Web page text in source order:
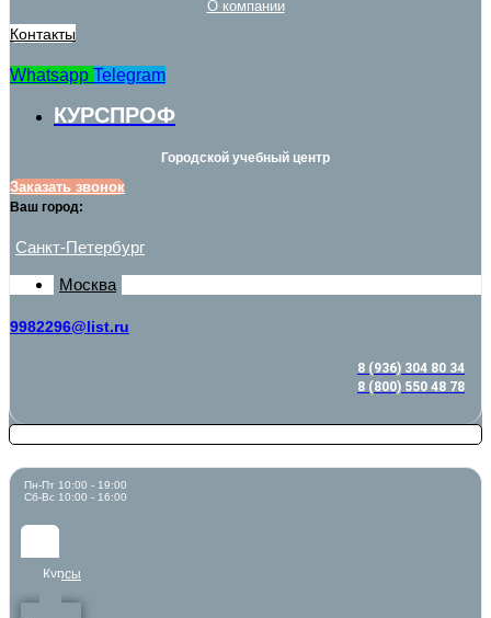
О компании
Контакты
Whatsapp Telegram
КУРСПРОФ
Городской учебный центр
Заказать звонок
Ваш город:
Санкт-Петербург
Москва
9982296@list.ru
8 (936) 304 80 34
8 (800) 550 48 78
Пн-Пт 10:00 - 19:00
Сб-Вс 10:00 - 16:00
Курсы